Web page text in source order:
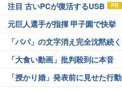
注目 古いPCが復活するUSB
元巨人選手が指揮 甲子園で快挙
「パパ」の文字消え完全沈黙続く
「大食い動画」批判殺到に本音
「授かり婚」発表前に見せた行動